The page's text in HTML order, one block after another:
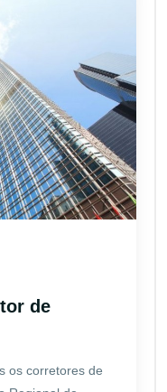
de
os corretores de